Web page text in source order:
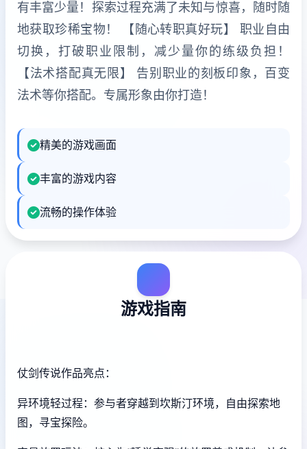
有丰富少量！探索过程充满了未知与惊喜，随时随
地获取珍稀宝物！ 【随心转职真好玩】 职业自由
切换，打破职业限制，减少量你的练级负担！
【法术搭配真无限】 告别职业的刻板印象，百变
法术等你搭配。专属形象由你打造！
精美的游戏画面
丰富的游戏内容
流畅的操作体验
游戏指南
仗剑传说作品亮点：
异环境轻过程：参与者穿越到坎斯汀环境，自由探索地
图，寻宝探险。